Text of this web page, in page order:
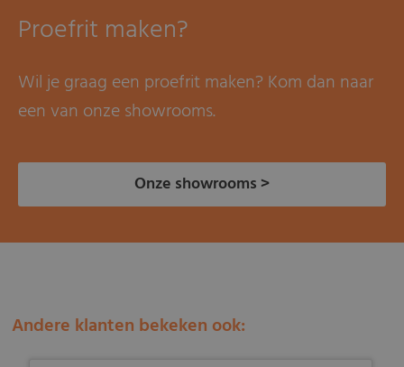
Proefrit maken?
Wil je graag een proefrit maken? Kom dan naar
een van onze showrooms.
Onze showrooms >
Andere klanten bekeken ook: